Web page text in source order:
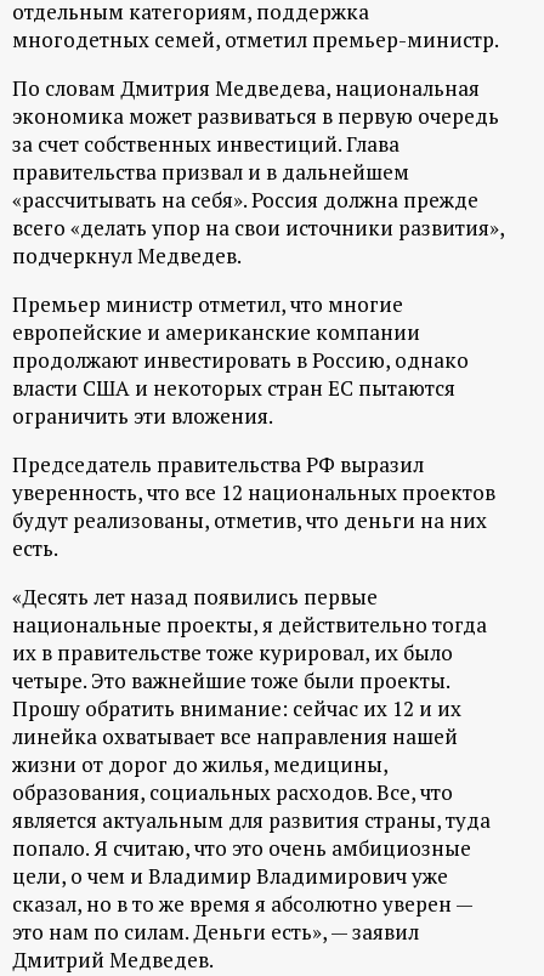
отдельным категориям, поддержка
многодетных семей, отметил премьер-министр.
По словам Дмитрия Медведева, национальная
экономика может развиваться в первую очередь
за счет собственных инвестиций. Глава
правительства призвал и в дальнейшем
«рассчитывать на себя». Россия должна прежде
всего «делать упор на свои источники развития»,
подчеркнул Медведев.
Премьер министр отметил, что многие
европейские и американские компании
продолжают инвестировать в Россию, однако
власти США и некоторых стран ЕС пытаются
ограничить эти вложения.
Председатель правительства РФ выразил
уверенность, что все 12 национальных проектов
будут реализованы, отметив, что деньги на них
есть.
«Десять лет назад появились первые
национальные проекты, я действительно тогда
их в правительстве тоже курировал, их было
четыре. Это важнейшие тоже были проекты.
Прошу обратить внимание: сейчас их 12 и их
линейка охватывает все направления нашей
жизни от дорог до жилья, медицины,
образования, социальных расходов. Все, что
является актуальным для развития страны, туда
попало. Я считаю, что это очень амбициозные
цели, о чем и Владимир Владимирович уже
сказал, но в то же время я абсолютно уверен —
это нам по силам. Деньги есть», — заявил
Дмитрий Медведев.